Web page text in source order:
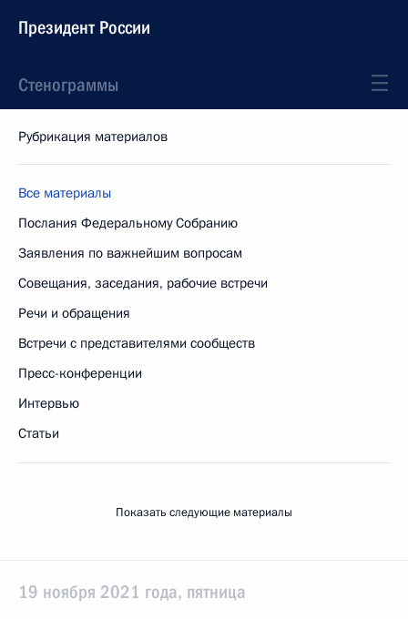
Президент России
Стенограммы
Рубрикация материалов
Все материалы
Послания Федеральному Собранию
Заявления по важнейшим вопросам
Совещания, заседания, рабочие встречи
Речи и обращения
Встречи с представителями сообществ
Пресс-конференции
Интервью
Статьи
Показать следующие материалы
19 ноября 2021 года, пятница